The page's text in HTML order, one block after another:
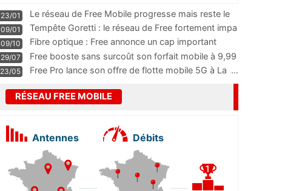
23/01
Le réseau de Free Mobile progresse mais reste le
m
...
09/01
Tempête Goretti : le réseau de Free fortement impa
09/10
Fibre optique : Free annonce un cap important
pass
...
29/07
Free booste sans surcoût son forfait mobile à 9,99
23/05 Free Pro lance son offre de flotte mobile 5G à La ...
RÉSEAU FREE MOBILE
Antennes Débits